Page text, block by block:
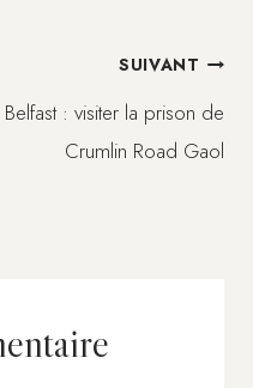
SUIVANT
Belfast : visiter la prison de
Crumlin Road Gaol